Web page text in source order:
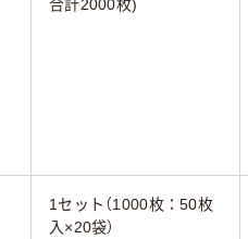
合計2000枚)
1セット（1000枚：50枚
入×20袋）